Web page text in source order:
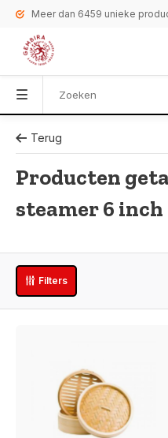
Meer dan 6459 unieke
Terug
Producten
steamer 6 inch
Filters